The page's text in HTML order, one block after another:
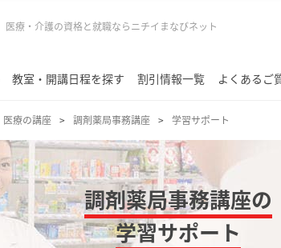
医療・介護の資格と就職ならニチイまなびネット
教室・開講日程を探す 割引情報一覧 よくあるご
医療の講座 調剤薬局事務講座 学習サポート
調剤薬局事務講座の
学習サポート